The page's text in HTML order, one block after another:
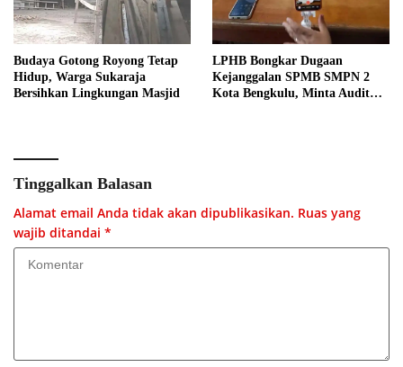
Budaya Gotong Royong Tetap
Hidup, Warga Sukaraja
Bersihkan Lingkungan Masjid
LPHB Bongkar Dugaan
Kejanggalan SPMB SMPN 2
Kota Bengkulu, Minta Audit
Tinggalkan Balasan
Alamat email Anda tidak akan dipublikasikan. Ruas yang
wajib ditandai *